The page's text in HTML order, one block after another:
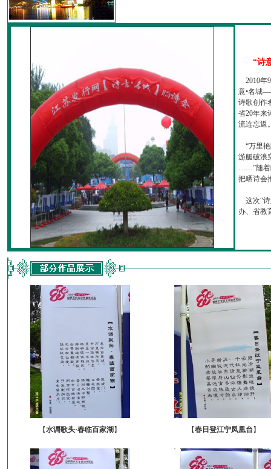
“诗
2010年
意•名城
诗歌创作
省20年来
流连忘返
“万里艳
游艇破浪
……”随着
把晒诗会
这次“诗
办、省教
【水调歌头·春临百家湖 】 【春日登江宁凤凰台】